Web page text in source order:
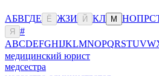
АБВГДЕ Ё ЖЗИ Й КЛ М НОПРС
Я
#
ABCDEFGHIJKLMNOPQRSTUVW
медицинский юрист
медсестра